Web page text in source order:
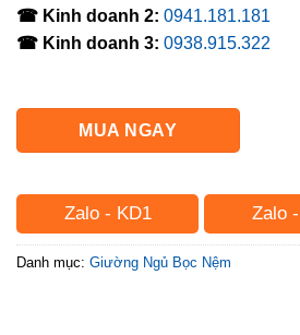
☎ Kinh doanh 2: 0941.181.181
☎ Kinh doanh 3: 0938.915.322
MUA NGAY
Zalo - KD1 Zalo
Danh mục: Giường Ngủ Bọc Nệm